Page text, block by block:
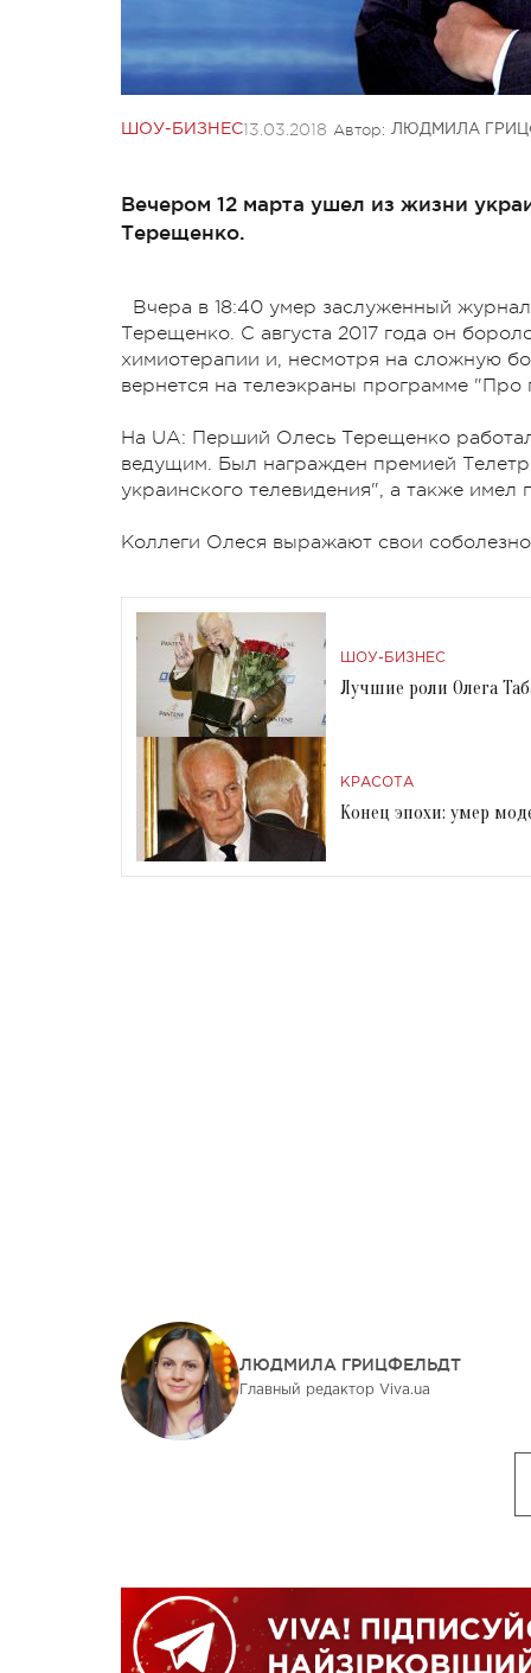
ШОУ-БИЗНЕС13.03.2018 Автор: ЛЮДМИЛА
Вечером 12 марта ушел из жизни
Терещенко.
Вчера в 18:40 умер заслуженный
Терещенко. С августа 2017 года он
химиотерапии и, несмотря на сложную
вернется на телеэкраны программе "Про
На UA: Перший Олесь Терещенко
ведущим. Был награжден премией
украинского телевидения", а также
Коллеги Олеся выражают свои
ШОУ-БИЗНЕС
Лучшие роли Олега
КРАСОТА
Конец эпохи: умер
ЛЮДМИЛА ГРИЦФЕЛЬДТ
Главный редактор Viva.ua